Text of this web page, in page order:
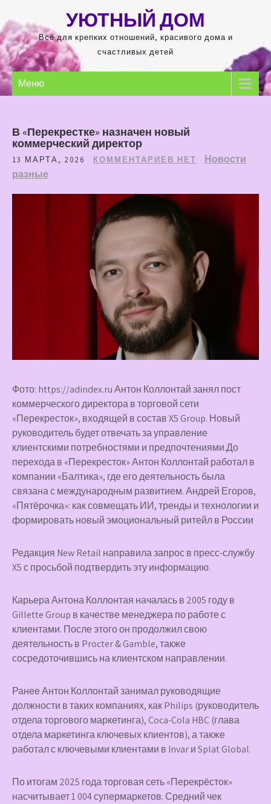
содержимому
УЮТНЫЙ ДОМ
Всё для крепких отношений, красивого дома и
счастливых детей
Меню
В «Перекрестке» назначен новый
коммерческий директор
13 МАРТА, 2026 КОММЕНТАРИЕВ НЕТ
Новости
разные
Фото: https://adindex.ru Антон Коллонтай занял пост
коммерческого директора в торговой сети
«Перекресток», входящей в состав X5 Group. Новый
руководитель будет отвечать за управление
клиентскими потребностями и предпочтениями.До
перехода в «Перекресток» Антон Коллонтай работал в
компании «Балтика», где его деятельность была
связана с международным развитием. Андрей Егоров,
«Пятёрочка»: как совмещать ИИ, тренды и технологии и
формировать новый эмоциональный ритейл в России
Редакция New Retail направила запрос в пресс-службу
X5 с просьбой подтвердить эту информацию.
Карьера Антона Коллонтая началась в 2005 году в
Gillette Group в качестве менеджера по работе с
клиентами. После этого он продолжил свою
деятельность в Procter & Gamble, также
сосредоточившись на клиентском направлении.
Ранее Антон Коллонтай занимал руководящие
должности в таких компаниях, как Philips (руководитель
отдела торгового маркетинга), Coca-Cola HBC (глава
отдела маркетинга ключевых клиентов), а также
работал с ключевыми клиентами в Invar и Splat Global.
По итогам 2025 года торговая сеть «Перекрёсток»
насчитывает 1 004 супермаркетов. Средний чек